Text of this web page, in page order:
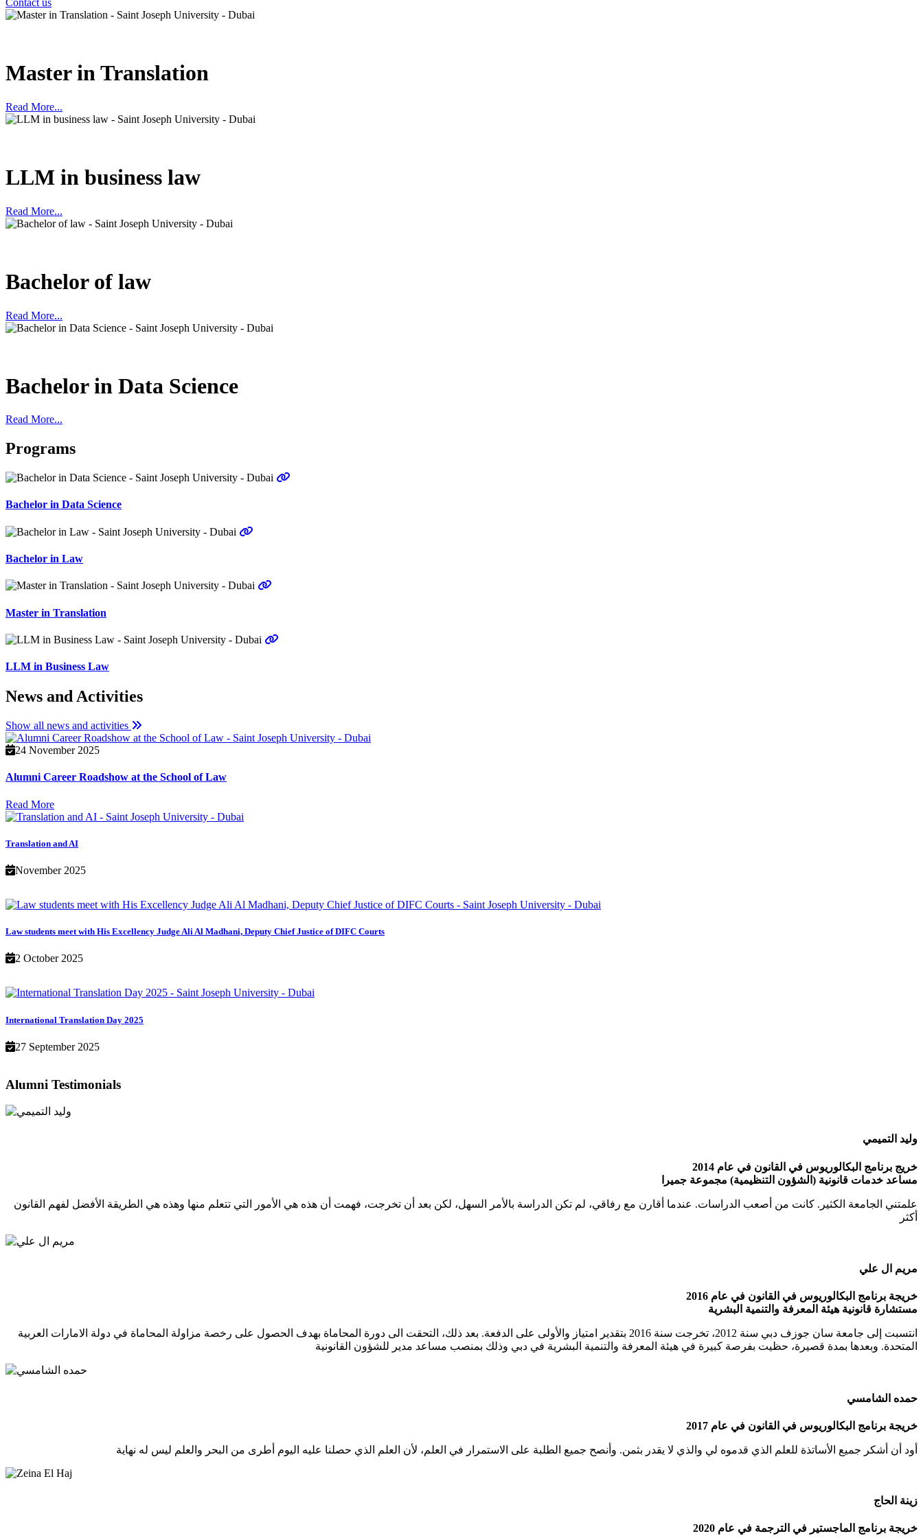
Master in Translation
Read More...
LLM in business law
Read More...
Bachelor of law
Read More...
Bachelor in Data Science
Read More...
Programs
Bachelor in Data Science
Bachelor in Law
Master in Translation
LLM in Business Law
News and Activities
Show all news and activities
24 November 2025
Alumni Career Roadshow at the School of Law
Read More
Translation and AI
November 2025
Law students meet with His Excellency Judge Ali Al Madhani, Deputy Chief Justice of DIFC Courts
2 October 2025
International Translation Day 2025
27 September 2025
Alumni Testimonials
وليد التميمي
خريج برنامج البكالوريوس في القانون في عام 2014
مساعد خدمات قانونية (الشؤون التنظيمية) مجموعة جميرا
علمتني الجامعة الكثير. كانت من أصعب الدراسات. عندما أقارن مع رفاقي، لم تكن الدراسة بالأمر السهل، لكن بعد أن تخرجت، فهمت أن هذه هي الأمور التي تتعلم منها وهذه هي الطريقة الأفضل لفهم القانون
أكثر
مريم ال علي
خريجة برنامج البكالوريوس في القانون في عام 2016
مستشارة قانونية هيئة المعرفة والتنمية البشرية
انتسبت إلى جامعة سان جوزف دبي سنة 2012، تخرجت سنة 2016 بتقدير امتياز والأولى على الدفعة. بعد ذلك، التحقت الى دورة المحاماة بهدف الحصول على رخصة مزاولة المحاماة في دولة الامارات العربية
المتحدة. وبعدها بمدة قصيرة، حظيت بفرصة كبيرة في هيئة المعرفة والتنمية البشرية في دبي وذلك بمنصب مساعد مدير للشؤون القانونية
حمده الشامسي
خريجة برنامج البكالوريوس في القانون في عام 2017
أود أن أشكر جميع الأساتذة للعلم الذي قدموه لي والذي لا يقدر بثمن. وأنصح جميع الطلبة على الاستمرار في العلم، لأن العلم الذي حصلنا عليه اليوم أطرى من البحر والعلم ليس له نهاية
زينة الحاج
خريجة برنامج الماجستير في الترجمة في عام 2020